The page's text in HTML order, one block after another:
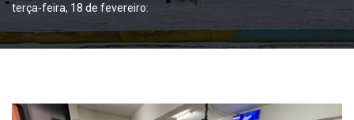
terça-feira, 18 de fevereiro: